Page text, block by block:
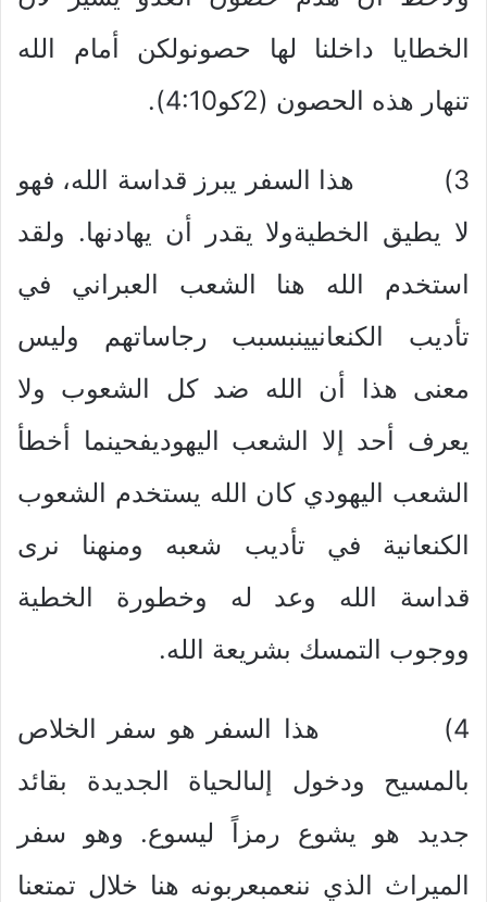
الخطايا داخلنا لها حصونولكن أمام الله
تنهار هذه الحصون (2كو4:10).
3) هذا السفر يبرز قداسة الله، فهو
لا يطيق الخطيةولا يقدر أن يهادنها. ولقد
استخدم الله هنا الشعب العبراني في
تأديب الكنعانيينبسبب رجاساتهم وليس
معنى هذا أن الله ضد كل الشعوب ولا
يعرف أحد إلا الشعب اليهوديفحينما أخطأ
الشعب اليهودي كان الله يستخدم الشعوب
الكنعانية في تأديب شعبه ومنهنا نرى
قداسة الله وعد له وخطورة الخطية
ووجوب التمسك بشريعة الله.
4) هذا السفر هو سفر الخلاص
بالمسيح ودخول إلىالحياة الجديدة بقائد
جديد هو يشوع رمزاً ليسوع. وهو سفر
الميراث الذي ننعمبعربونه هنا خلال تمتعنا